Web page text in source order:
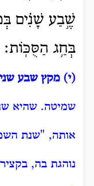
שֶׁ֣בַע שָׁנִ֗ים
בְּחַ֥ג הַסֻּכּֽוֹת׃
(י) מקץ שבע
שמיטה. שהיא
אותה, "שנת
נוהגת בה,